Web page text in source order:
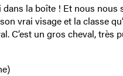
dans la boîte ! Et nous
vrai visage et la classe
C’est un gros cheval, très